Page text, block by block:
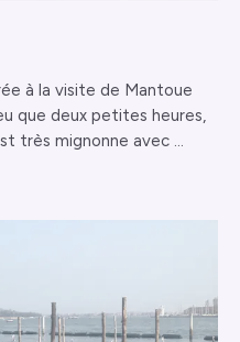
à la visite de Mantoue
que deux petites heures,
très mignonne avec …